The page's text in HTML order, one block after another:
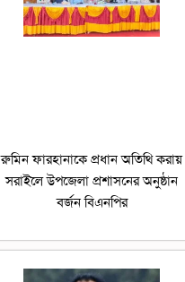
রুমিন ফারহানাকে প্রধান অতিথি করায়
সরাইলে উপজেলা প্রশাসনের অনুষ্ঠান
বর্জন বিএনপির